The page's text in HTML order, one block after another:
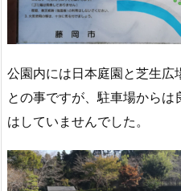
公園内には日本庭園と芝生広
との事ですが、駐車場から
はしていませんでした。